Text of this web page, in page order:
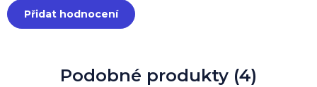
Podobné produkty (4)
Přidat hodnocení